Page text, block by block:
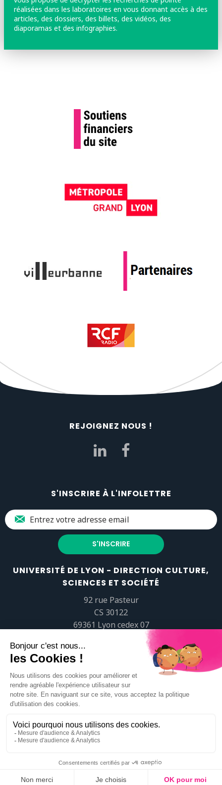
réalisées dans les laboratoires en vous donnant accès à des
articles, des dossiers, des billets, des vidéos, des
diaporamas et des infographies.
REJOIGNEZ NOUS !
S'INSCRIRE À L'INFOLETTRE
UNIVERSITÉ DE LYON - DIRECTION CULTURE,
SCIENCES ET SOCIÉTÉ
92 rue Pasteur
CS 30122
69361 Lyon cedex 07
popsciences@universite-lyon.fr
Tél.+33 (0)4 37 37 82 01
https://www.youtube.com/embed/Qm-prNOXepo